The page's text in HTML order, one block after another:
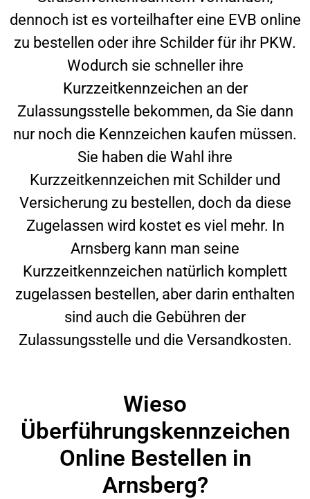
dennoch ist es vorteilhafter eine EVB online
zu bestellen oder ihre Schilder für ihr PKW.
Wodurch sie schneller ihre
Kurzzeitkennzeichen an der
Zulassungsstelle bekommen, da Sie dann
nur noch die Kennzeichen kaufen müssen.
Sie haben die Wahl ihre
Kurzzeitkennzeichen mit Schilder und
Versicherung zu bestellen, doch da diese
Zugelassen wird kostet es viel mehr. In
Arnsberg kann man seine
Kurzzeitkennzeichen natürlich komplett
zugelassen bestellen, aber darin enthalten
sind auch die Gebühren der
Zulassungsstelle und die Versandkosten.
Wieso
Überführungskennzeichen
Online Bestellen in
Arnsberg?